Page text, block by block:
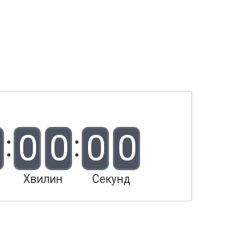
0 0
Хвилин
0 0
Секунд